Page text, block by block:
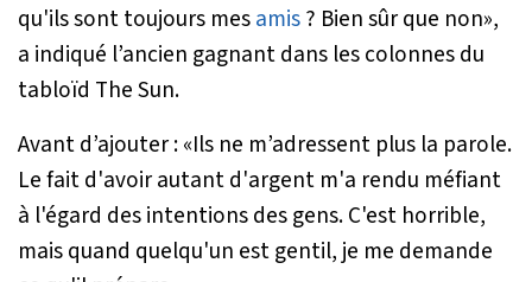
qu'ils sont toujours mesamis? Bien sûr que non»,
a indiqué l’ancien gagnant dans les colonnes du
tabloïd The Sun.
Avant d’ajouter : «Ils ne m’adressent plus la parole.
Le fait d'avoir autant d'argent m'a rendu méfiant
à l'égard des intentions des gens. C'est horrible,
mais quand quelqu'un est gentil, je me demande